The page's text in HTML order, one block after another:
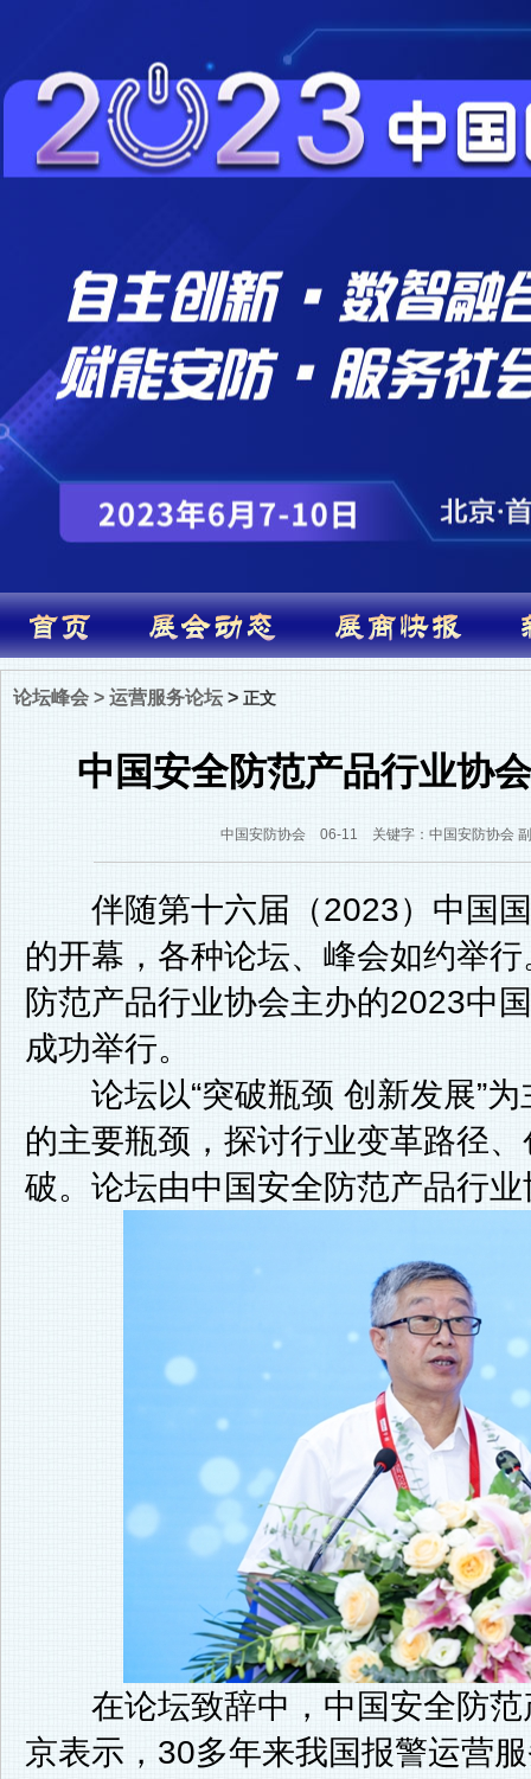
论坛峰会 > 运营服务论坛 > 正文
中国安全防范产品行业协
中国安防协会 06-11 关键字：中国安防协会
伴随第十六届（2023）中国国
的开幕，各种论坛、峰会如约举
防范产品行业协会主办的2023中
成功举行。
论坛以“突破瓶颈 创新发展”为
的主要瓶颈，探讨行业变革路径
破。论坛由中国安全防范产品行
在论坛致辞中，中国安全防范
京表示，30多年来我国报警运营